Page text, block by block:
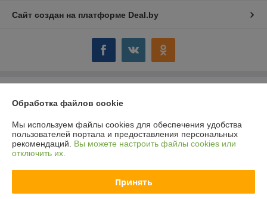
Сайт создан на платформе Deal.by
_
Регистрационный номер ЕГР: 391808040
Регистрационный орган: Администрация Октябрьского района г.
Обработка файлов cookie
Мы используем файлы cookies для обеспечения удобства
пользователей портала и предоставления персональных
рекомендаций. Вы можете настроить файлы cookies или
отключить их.
Принять